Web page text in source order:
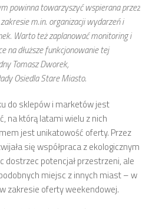
– Garbary
powinna towarzyszyć wspierana przez
m.in. organizacji wydarzeń i
Warto też zaplanować monitoring i
na dłuższe funkcjonowanie tej
Tomasz Dworek,
Osiedla Stare Miasto.
do sklepów i marketów jest
na którą latami wielu z nich
jest unikatowość oferty. Przez
się współpraca z ekologicznym
dostrzec potencjał przestrzeni, ale
miejsc z innych miast – w
zakresie oferty weekendowej.